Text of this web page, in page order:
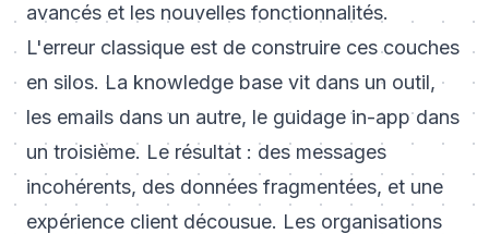
avancés et les nouvelles fonctionnalités.
L'erreur classique est de construire ces couches
en silos. La knowledge base vit dans un outil,
les emails dans un autre, le guidage in-app dans
un troisième. Le résultat : des messages
incohérents, des données fragmentées, et une
expérience client décousue. Les organisations